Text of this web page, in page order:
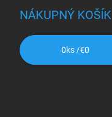
NÁKUPNÝ KOŠÍK
0ks /€0